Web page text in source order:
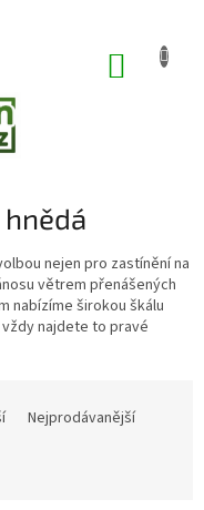
nejen pro zastínění na
větrem přenášených
nabízíme širokou škálu
najdete to pravé
Nejprodávanější